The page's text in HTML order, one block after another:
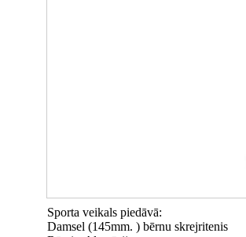
Sporta veikals piedāvā:
Damsel (145mm. ) bērnu skrejritenis